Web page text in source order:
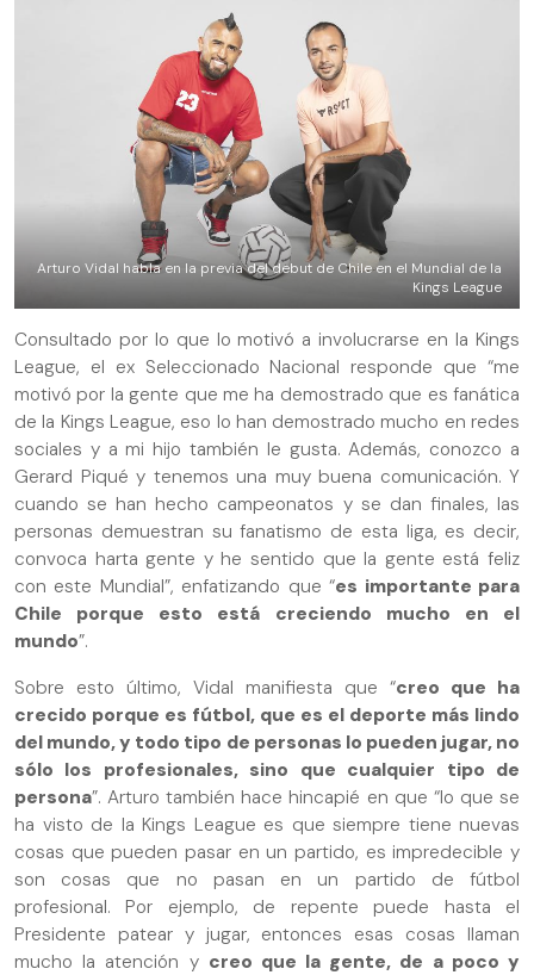
Arturo Vidal habla en la previa del debut de Chile en el Mundial de la
Kings League
Consultado por lo que lo motivó a involucrarse en la Kings
League, el ex Seleccionado Nacional responde que “me
motivó por la gente que me ha demostrado que es fanática
de la Kings League, eso lo han demostrado mucho en redes
sociales y a mi hijo también le gusta. Además, conozco a
Gerard Piqué y tenemos una muy buena comunicación. Y
cuando se han hecho campeonatos y se dan finales, las
personas demuestran su fanatismo de esta liga, es decir,
convoca harta gente y he sentido que la gente está feliz
con este Mundial”, enfatizando que “es importante para
Chile porque esto está creciendo mucho en el
mundo”.
Sobre esto último, Vidal manifiesta que “creo que ha
crecido porque es fútbol, que es el deporte más lindo
del mundo, y todo tipo de personas lo pueden jugar, no
sólo los profesionales, sino que cualquier tipo de
persona”. Arturo también hace hincapié en que “lo que se
ha visto de la Kings League es que siempre tiene nuevas
cosas que pueden pasar en un partido, es impredecible y
son cosas que no pasan en un partido de fútbol
profesional. Por ejemplo, de repente puede hasta el
Presidente patear y jugar, entonces esas cosas llaman
mucho la atención y creo que la gente, de a poco y